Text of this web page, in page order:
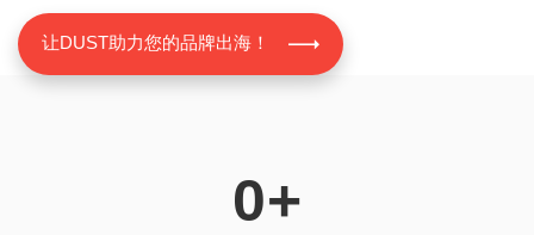
让DUST助力您的品牌出海！
0+